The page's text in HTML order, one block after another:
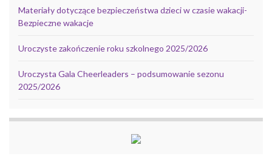
Materiały dotyczące bezpieczeństwa dzieci w czasie wakacji-
Bezpieczne wakacje
Uroczyste zakończenie roku szkolnego 2025/2026
Uroczysta Gala Cheerleaders – podsumowanie sezonu
2025/2026